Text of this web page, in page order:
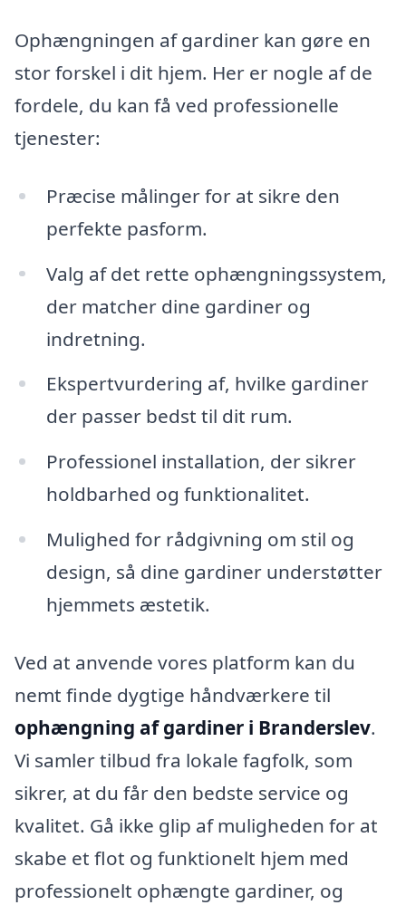
Ophængningen af gardiner kan gøre en
stor forskel i dit hjem. Her er nogle af de
fordele, du kan få ved professionelle
tjenester:
Præcise målinger for at sikre den
perfekte pasform.
Valg af det rette ophængningssystem,
der matcher dine gardiner og
indretning.
Ekspertvurdering af, hvilke gardiner
der passer bedst til dit rum.
Professionel installation, der sikrer
holdbarhed og funktionalitet.
Mulighed for rådgivning om stil og
design, så dine gardiner understøtter
hjemmets æstetik.
Ved at anvende vores platform kan du
nemt finde dygtige håndværkere til
ophængning af gardiner i Branderslev.
Vi samler tilbud fra lokale fagfolk, som
sikrer, at du får den bedste service og
kvalitet. Gå ikke glip af muligheden for at
skabe et flot og funktionelt hjem med
professionelt ophængte gardiner, og